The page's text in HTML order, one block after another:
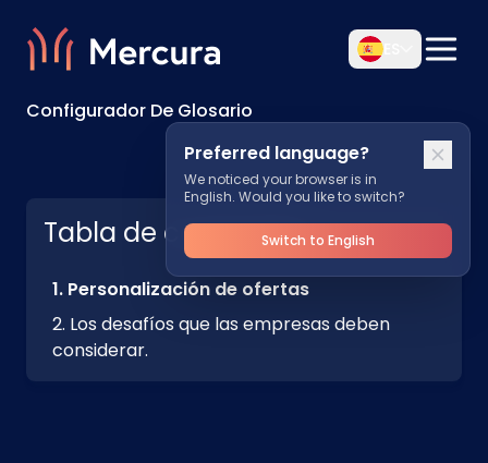
Preferred language?
We noticed your browser is in
English. Would you like to switch?
Switch to English
Configurador De Glosario
Tabla de contenidos
Personalización de ofertas
Los desafíos que las empresas deben
considerar.